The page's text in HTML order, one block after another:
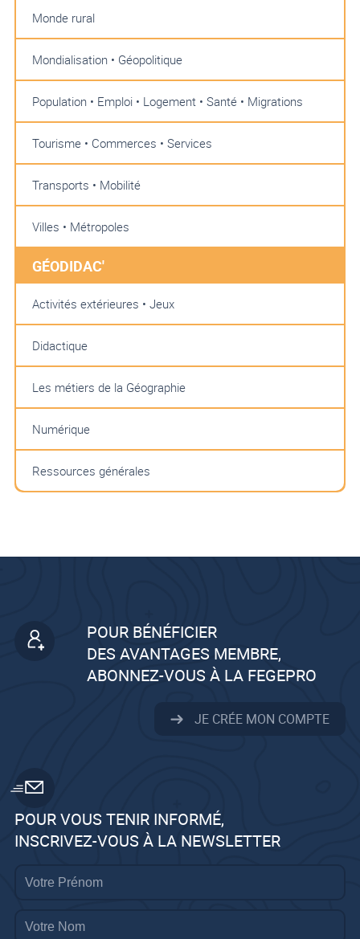
Monde rural
Mondialisation • Géopolitique
Population • Emploi • Logement • Santé • Migrations
Tourisme • Commerces • Services
Transports • Mobilité
Villes • Métropoles
GÉODIDAC'
Activités extérieures • Jeux
Didactique
Les métiers de la Géographie
Numérique
Ressources générales
POUR BÉNÉFICIER
DES AVANTAGES MEMBRE,
ABONNEZ-VOUS À LA FEGEPRO
JE CRÉE MON COMPTE
POUR VOUS TENIR INFORMÉ,
INSCRIVEZ-VOUS À LA NEWSLETTER